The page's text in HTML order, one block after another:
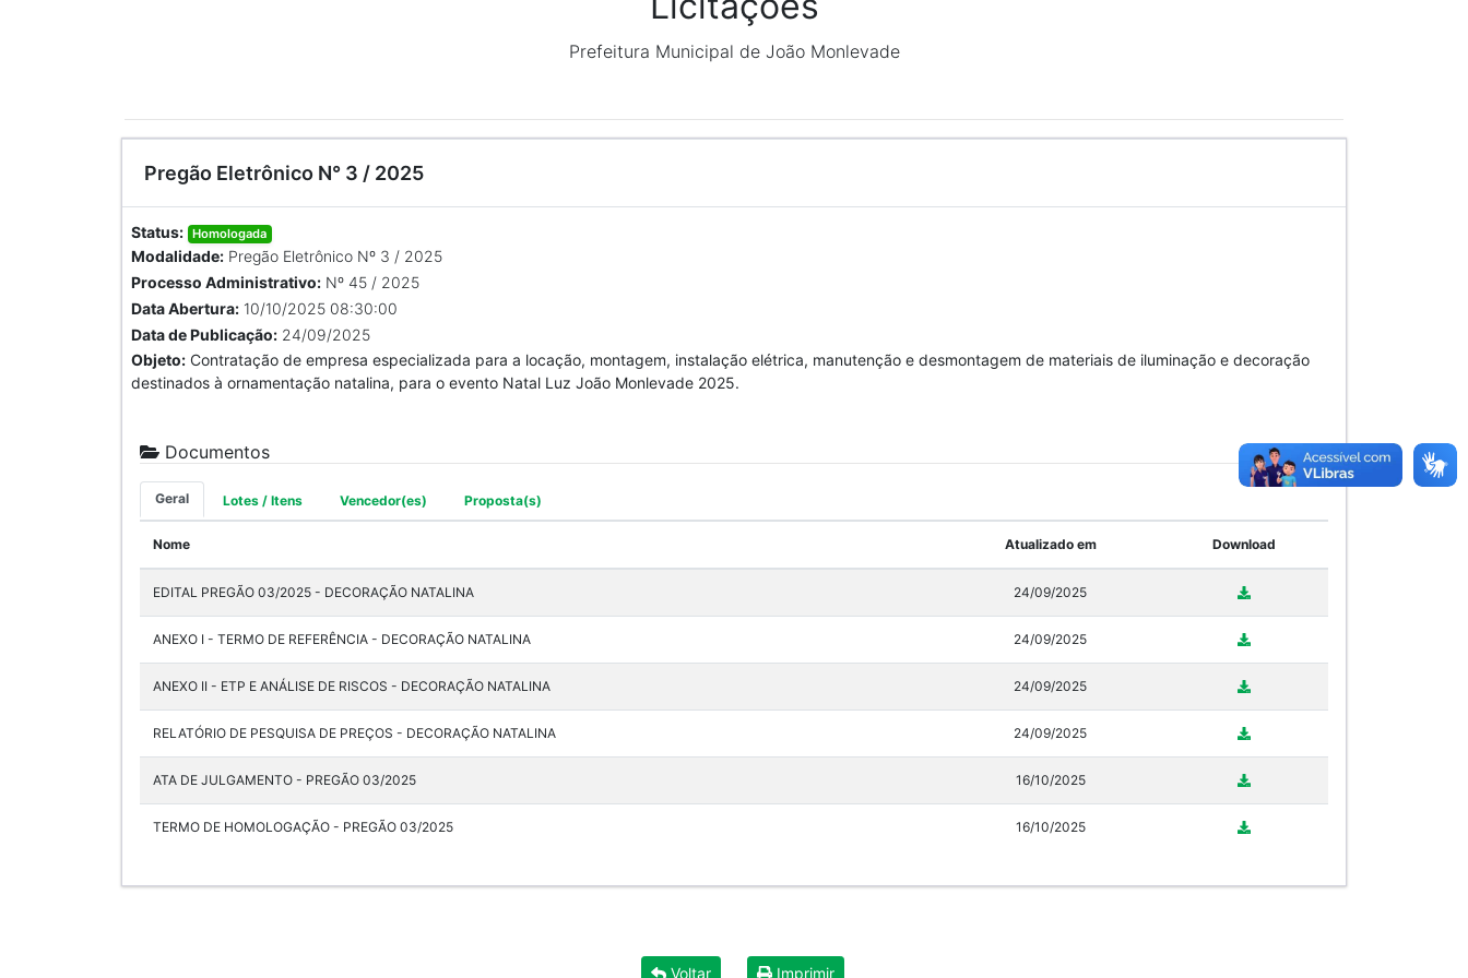
Prefeitura Municipal de João Monlevade
Pregão Eletrônico N° 3 / 2025
Status: Homologada
Modalidade: Pregão Eletrônico Nº 3 / 2025
Processo Administrativo: Nº 45 / 2025
Data Abertura: 10/10/2025 08:30:00
Data de Publicação: 24/09/2025
Objeto: Contratação de empresa especializada para a locação, montagem, instalação elétrica, manutenção e desmontagem de materiais de iluminação e decoração
destinados à ornamentação natalina, para o evento Natal Luz João Monlevade 2025.
Documentos
Geral Lotes / Itens Vencedor(es) Proposta(s)
Nome Atualizado em Download
EDITAL PREGÃO 03/2025 - DECORAÇÃO NATALINA 24/09/2025
ANEXO I - TERMO DE REFERÊNCIA - DECORAÇÃO NATALINA 24/09/2025
ANEXO II - ETP E ANÁLISE DE RISCOS - DECORAÇÃO NATALINA 24/09/2025
RELATÓRIO DE PESQUISA DE PREÇOS - DECORAÇÃO NATALINA 24/09/2025
ATA DE JULGAMENTO - PREGÃO 03/2025 16/10/2025
TERMO DE HOMOLOGAÇÃO - PREGÃO 03/2025 16/10/2025
Voltar Imprimir